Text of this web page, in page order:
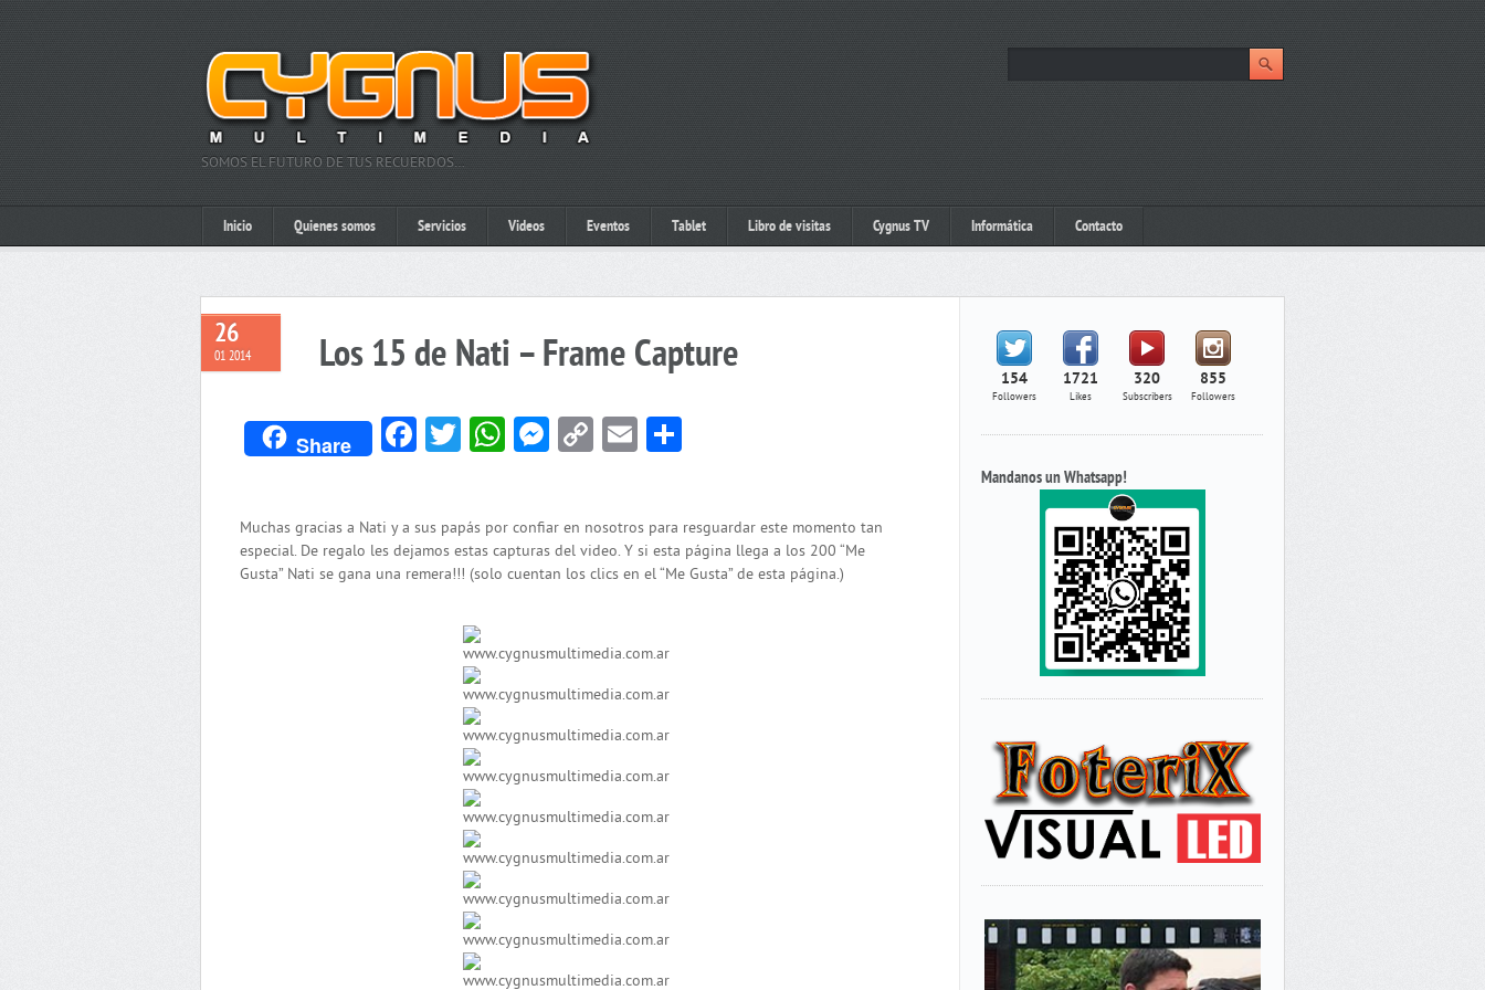
SOMOS EL FUTURO DE TUS RECUERDOS…
Inicio Quienes somos Servicios Videos Eventos Tablet Libro de visitas Cygnus TV Informática Contacto
26
01 2014 Los 15 de Nati – Frame Capture
Share Facebook
Twitter
WhatsApp
Messenger
CopyEmail
Muchas gracias a Nati y a sus papás por confiar en nosotros para resguardar este momento tan
especial. De regalo les dejamos estas capturas del video. Y si esta página llega a los 200 “Me
Gusta” Nati se gana una remera!!! (solo cuentan los clics en el “Me Gusta” de esta página.)
154
Followers
1721
Likes
320
Subscribers
855
Followers
Mandanos un Whatsapp!